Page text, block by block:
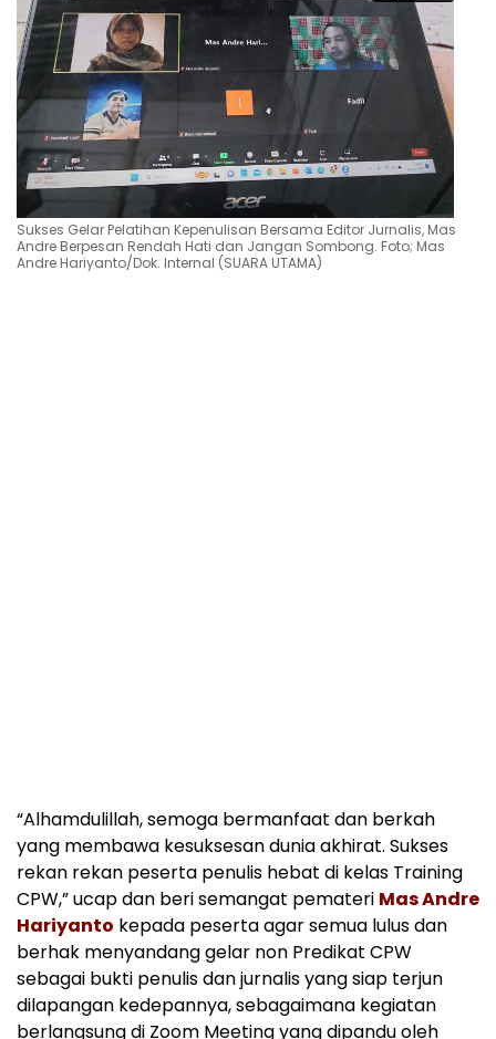
Sukses Gelar Pelatihan Kepenulisan Bersama Editor Jurnalis, Mas
Andre Berpesan Rendah Hati dan Jangan Sombong. Foto; Mas
Andre Hariyanto/Dok. Internal (SUARA UTAMA)
“Alhamdulillah, semoga bermanfaat dan berkah
yang membawa kesuksesan dunia akhirat. Sukses
rekan rekan peserta penulis hebat di kelas Training
CPW,” ucap dan beri semangat pemateri Mas Andre
Hariyanto kepada peserta agar semua lulus dan
berhak menyandang gelar non Predikat CPW
sebagai bukti penulis dan jurnalis yang siap terjun
dilapangan kedepannya, sebagaimana kegiatan
berlangsung di Zoom Meeting yang dipandu oleh